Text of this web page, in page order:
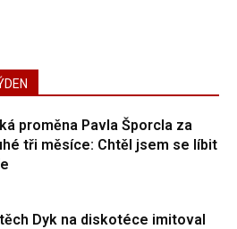
proměna Pavla Šporcla za
tři měsíce: Chtěl jsem se líbit
Dyk na diskotéce imitoval